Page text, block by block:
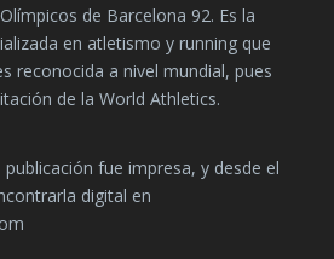
de Barcelona 92. Es la
en atletismo y running que
reconocida a nivel mundial, pues
de la World Athletics.
fue impresa, y desde el
digital en